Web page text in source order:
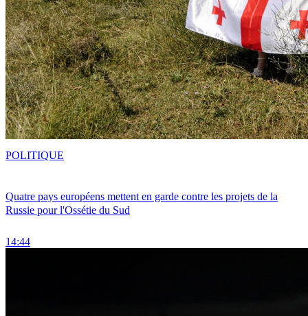
Quatre pays européens mettent en garde contre les projets de la
Russie pour l'Ossétie du Sud
14:44
POLITIQUE